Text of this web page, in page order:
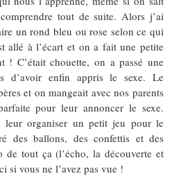
tout de suite. Alors j’ai
un rond bleu ou rose selon ce qui
allé à l’écart et on a fait une petite
! C’était chouette, on a passé une
d’avoir enfin appris le sexe. Le
et on mangeait avec nos parents
pour leur annoncer le sexe.
leur organiser un petit jeu pour le
des ballons, des confettis et des
de tout ça (l’écho, la découverte et
si vous ne l’avez pas vue !